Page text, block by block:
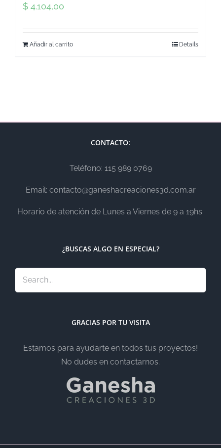
$ 4.104,00
Añadir al carrito Details
CONTACTO:
Teléfono: 115 989 0769
Email: contacto@ganeshacreaciones3d.com.ar
Horario de atención de Lunes a Viernes de 9 a 19hs.
¿BUSCAS ALGO EN ESPECIAL?
GRACIAS POR TU VISITA
Estamos para ayudarte en todos tus proyectos!
No dudes en contactarnos.